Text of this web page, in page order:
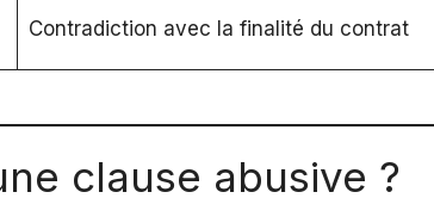
Contradiction avec la finalité du contrat
clause abusive ?